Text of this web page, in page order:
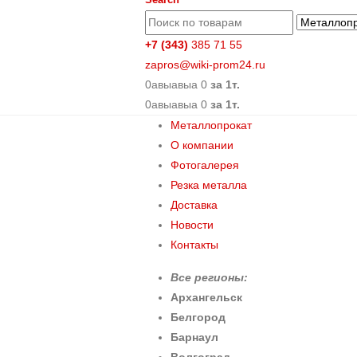
+7 (343) 385 71 55
zapros@wiki-prom24.ru
0авыавыа 0 за 1т.
0авыавыа 0 за 1т.
Металлопрокат
О компании
Фотогалерея
Резка металла
Доставка
Новости
Контакты
Все регионы:
Архангельск
Белгород
Барнаул